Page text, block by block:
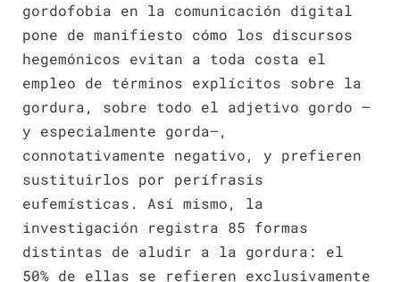
gordofobia en la comunicación digital
pone de manifiesto cómo los discursos
hegemónicos evitan a toda costa el
empleo de términos explícitos sobre la
gordura, sobre todo el adjetivo gordo —
y especialmente gorda—,
connotativamente negativo, y prefieren
sustituirlos por perífrasis
eufemísticas. Así mismo, la
investigación registra 85 formas
distintas de aludir a la gordura: el
50% de ellas se refieren exclusivamente